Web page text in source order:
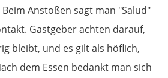
Anstoßen sagt man "Salud"
Gastgeber achten darauf,
bleibt, und es gilt als höflich,
dem Essen bedankt man sich